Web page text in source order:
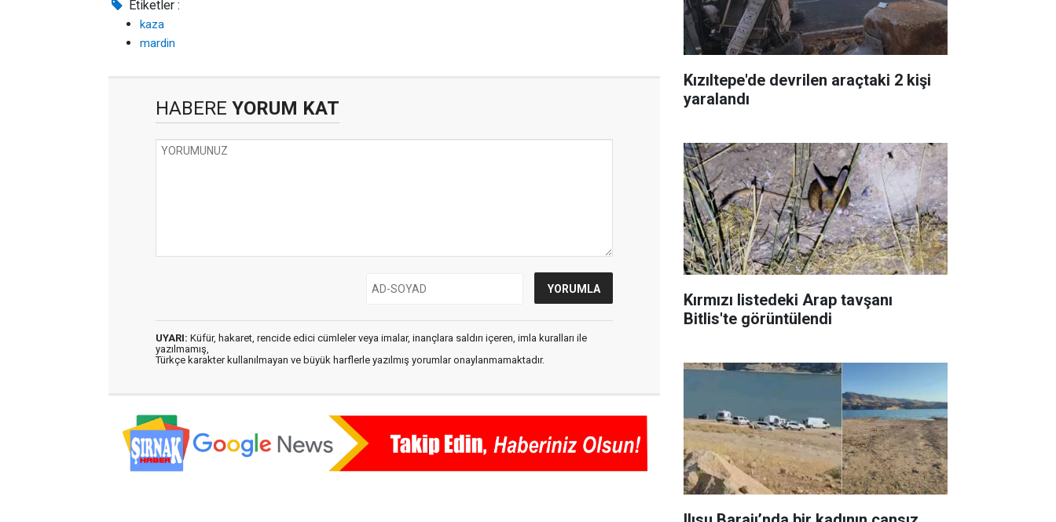
Etiketler :
kaza
mardin
HABERE YORUM KAT
UYARI: Küfür, hakaret, rencide edici cümleler veya imalar, inançlara saldırı içeren, imla kuralları ile
yazılmamış,
Türkçe karakter kullanılmayan ve büyük harflerle yazılmış yorumlar onaylanmamaktadır.
Kızıltepe'de devrilen araçtaki 2 kişi
yaralandı
Kırmızı listedeki Arap tavşanı
Bitlis'te görüntülendi